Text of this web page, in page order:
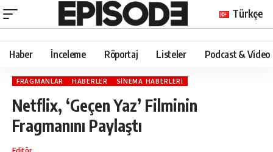
Türkçe
Haber İnceleme Röportaj Listeler Podcast & Video
FRAGMANLAR HABERLER SINEMA HABERLERI
Netflix, ‘Geçen Yaz’ Filminin
Fragmanını Paylaştı